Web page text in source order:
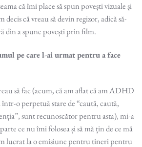
că îmi place să spun povești vizuale și
decis că vreau să devin regizor, adică să-
din a spune povești prin film.
pe care l-ai urmat pentru a face
să fac (acum, că am aflat că am ADHD
o perpetuă stare de “caută, caută,
sunt recunoscător pentru asta), mi-a
ce nu îmi folosea și să mă țin de ce mă
lucrat la o emisiune pentru tineri pentru